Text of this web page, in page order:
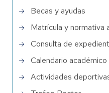
Becas y ayudas
Matrícula y normativa
Consulta de
Calendario académico
Actividades